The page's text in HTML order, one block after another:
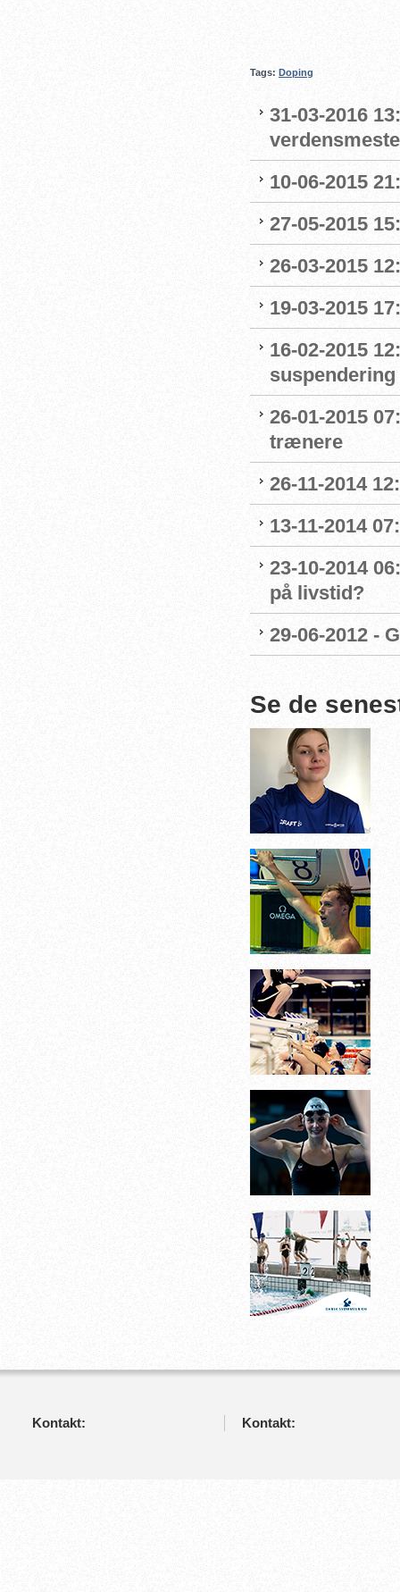
Tags: Doping
31-03-2016
10-06-2015
27-05-2015
26-03-2015
19-03-2015
16-02-2015
suspendering
26-01-2015
trænere
26-11-2014
13-11-2014
23-10-2014
på livstid?
29-06-2012 -
Se de
Kontakt: Kontakt: